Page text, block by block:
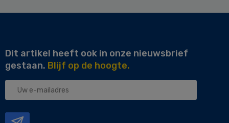
Dit artikel heeft ook in onze nieuwsbrief
gestaan. Blijf op de hoogte.
Uw